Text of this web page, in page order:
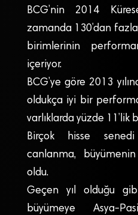
BCG’nin 2014
zamanda 130’dan
birimlerinin
içeriyor.
BCG’ye göre 2013
oldukça iyi bir
varlıklarda yüzde 11’lik
Birçok hisse senedi
canlanma,
oldu.
Geçen yıl olduğu
büyümeye Asya-